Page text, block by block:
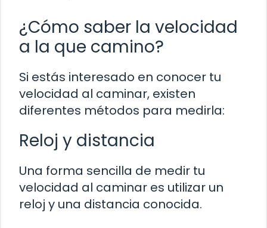
¿Cómo saber la velocidad
a la que camino?
Si estás interesado en conocer tu
velocidad al caminar, existen
diferentes métodos para medirla:
Reloj y distancia
Una forma sencilla de medir tu
velocidad al caminar es utilizar un
reloj y una distancia conocida.